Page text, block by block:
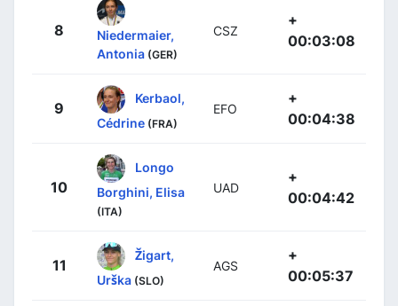
8
Niedermaier,
Antonia (GER)
CSZ
+
00:03:08
9
Kerbaol,
Cédrine (FRA)
EFO
+
00:04:38
10
Longo
Borghini, Elisa
(ITA)
UAD
+
00:04:42
11
Žigart,
Urška (SLO)
AGS
+
00:05:37